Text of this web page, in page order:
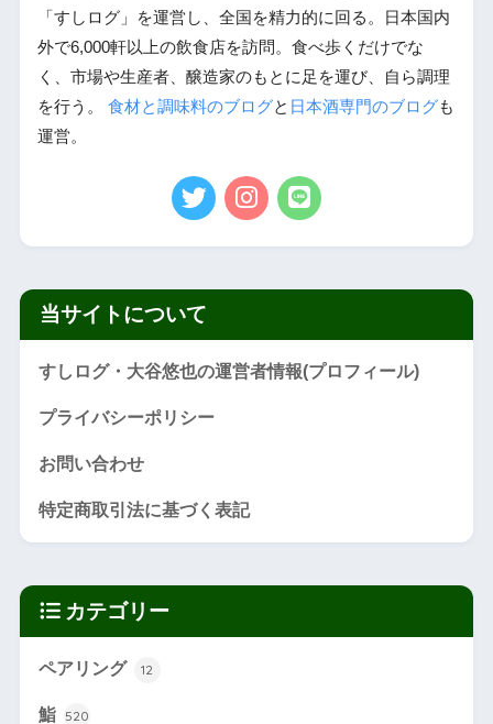
「すしログ」を運営し、全国を精力的に回る。日本国内
外で6,000軒以上の飲食店を訪問。食べ歩くだけでな
く、市場や生産者、醸造家のもとに足を運び、自ら調理
を行う。 食材と調味料のブログと 日本酒専門のブログも
運営。
当サイトについて
すしログ・大谷悠也の運営者情報(プロフィール)
プライバシーポリシー
お問い合わせ
特定商取引法に基づく表記
カテゴリー
ペアリング 12
鮨 520